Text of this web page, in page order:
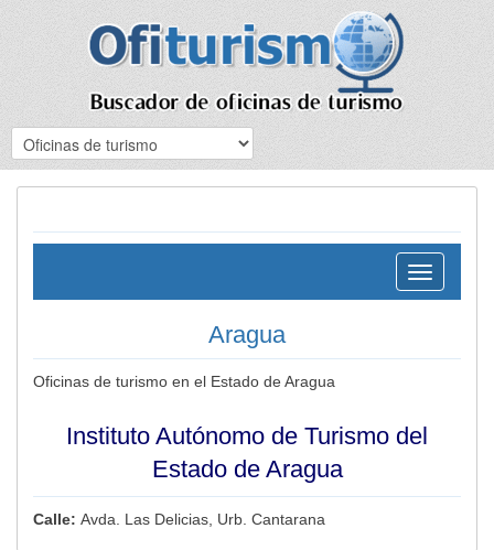
Toggle
navigation
Aragua
Oficinas de turismo en el Estado de Aragua
Instituto Autónomo de Turismo del
Estado de Aragua
Calle: Avda. Las Delicias, Urb. Cantarana